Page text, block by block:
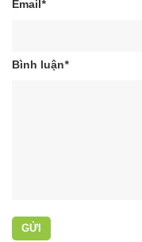
Email*
Bình luận*
GỬI